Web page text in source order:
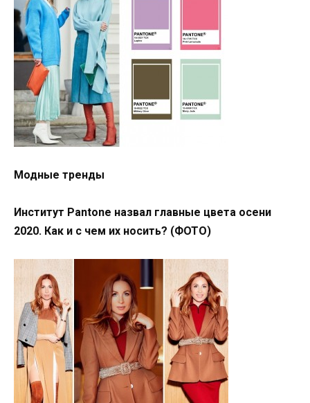
Модные тренды
Институт Pantone назвал главные цвета осени
2020. Как и с чем их носить? (ФОТО)